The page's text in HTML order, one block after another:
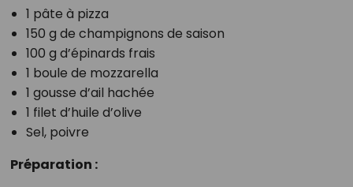
1 pâte à pizza
150 g de champignons de saison
100 g d’épinards frais
1 boule de mozzarella
1 gousse d’ail hachée
1 filet d’huile d’olive
Sel, poivre
Préparation :